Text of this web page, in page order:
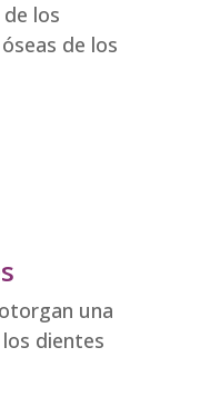
los
de los
una
dientes